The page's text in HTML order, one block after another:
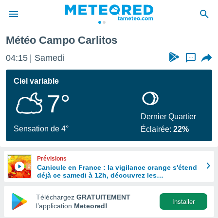
de
en
Météo Campo Carlitos
04:15 Samedi ...
Ciel variable
7°
Sensation de 4°
Dernier Quartier
Éclairée:22%
Prévisions
Canicule en France : la vigilance orange s'étend
déjà ce samedi à 12h, découvrez les
Téléchargez GRATUITEMENT
l’application Meteored!
Installer